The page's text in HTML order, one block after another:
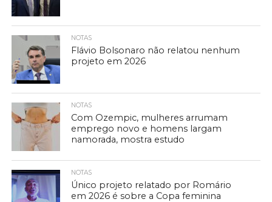
NOTAS
Flávio Bolsonaro não relatou nenhum
projeto em 2026
NOTAS
Com Ozempic, mulheres arrumam
emprego novo e homens largam
namorada, mostra estudo
NOTAS
Único projeto relatado por Romário
em 2026 é sobre a Copa feminina